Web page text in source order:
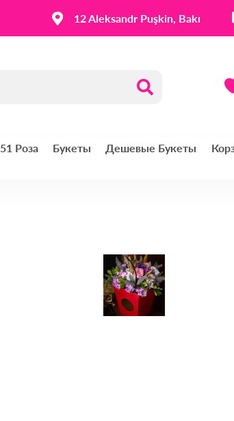
12 Aleksandr Puşkin, Bakı
51 Роза Букеты Дешевые Букеты